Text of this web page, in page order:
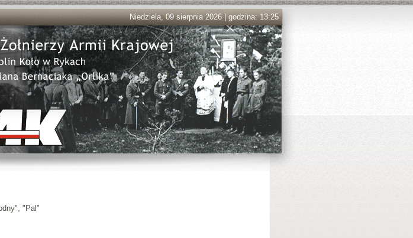
Niedziela, 09 sierpnia 2026 | godzina: 13:25
"Pal"